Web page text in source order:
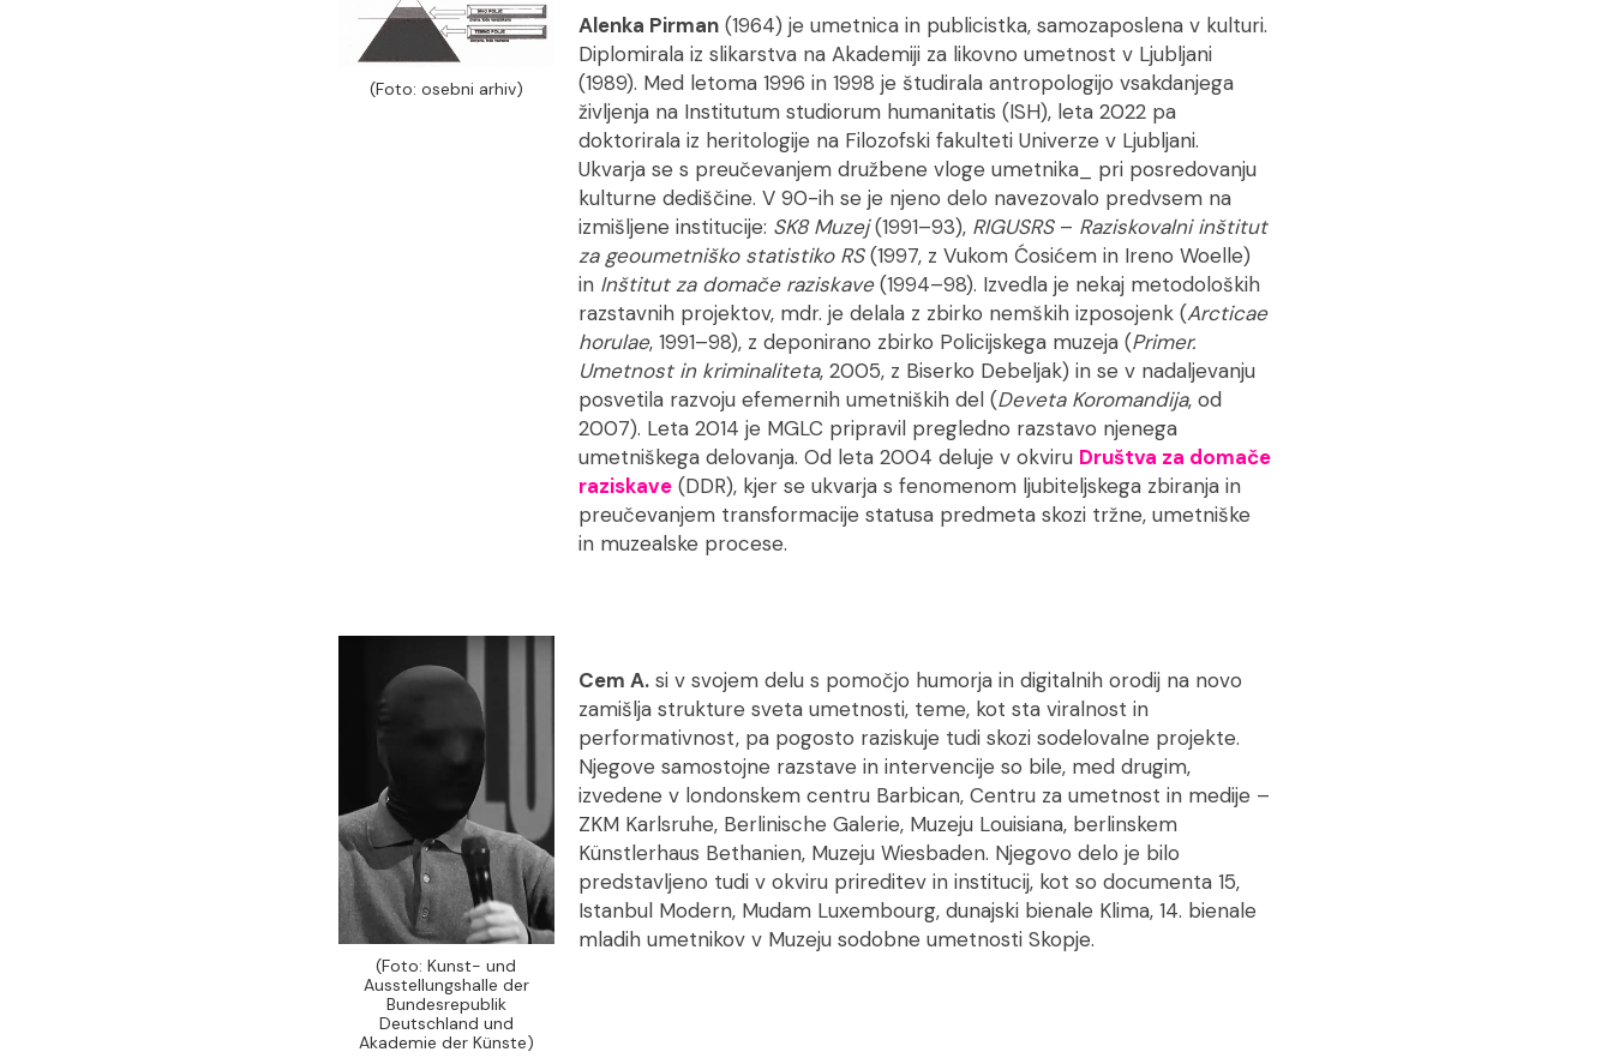
(Foto: osebni arhiv)
Alenka Pirman(1964) je umetnica in publicistka, samozaposlena v kulturi.
Diplomirala iz slikarstva na Akademiji za likovno umetnost v Ljubljani
(1989). Med letoma 1996 in 1998 je študirala antropologijo vsakdanjega
življenja na Institutum studiorum humanitatis (ISH), leta 2022 pa
doktorirala iz heritologije na Filozofski fakulteti Univerze v Ljubljani.
Ukvarja se s preučevanjem družbene vloge umetnika_ pri posredovanju
kulturne dediščine. V 90-ih se je njeno delo navezovalo predvsem na
izmišljene institucije: SK8 Muzej(1991–93), RIGUSRS – Raziskovalni inštitut
za geoumetniško statistiko RS(1997, z Vukom Ćosićem in Ireno Woelle)
in Inštitut za domače raziskave(1994–98). Izvedla je nekaj metodoloških
razstavnih projektov, mdr. je delala z zbirko nemških izposojenk (Arcticae
horulae, 1991–98), z deponirano zbirko Policijskega muzeja (Primer.
Umetnost in kriminaliteta, 2005, z Biserko Debeljak) in se v nadaljevanju
posvetila razvoju efemernih umetniških del (Deveta Koromandija, od
2007). Leta 2014 je MGLC pripravil pregledno razstavo njenega
umetniškega delovanja. Od leta 2004 deluje v okviru Društva za domače
raziskave(DDR), kjer se ukvarja s fenomenom ljubiteljskega zbiranja in
preučevanjem transformacije statusa predmeta skozi tržne, umetniške
in muzealske procese.
(Foto: Kunst- und
Ausstellungshalle der
Bundesrepublik
Deutschland und
Akademie der Künste)
Cem A.si v svojem delu s pomočjo humorja in digitalnih orodij na novo
zamišlja strukture sveta umetnosti, teme, kot sta viralnost in
performativnost, pa pogosto raziskuje tudi skozi sodelovalne projekte.
Njegove samostojne razstave in intervencije so bile, med drugim,
izvedene v londonskem centru Barbican, Centru za umetnost in medije –
ZKM Karlsruhe, Berlinische Galerie, Muzeju Louisiana, berlinskem
Künstlerhaus Bethanien, Muzeju Wiesbaden. Njegovo delo je bilo
predstavljeno tudi v okviru prireditev in institucij, kot so documenta 15,
Istanbul Modern, Mudam Luxembourg, dunajski bienale Klima, 14. bienale
mladih umetnikov v Muzeju sodobne umetnosti Skopje.